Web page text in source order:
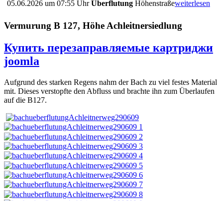
05.06.2026 um 07:55 UhrÜberflutung Höhenstraßeweiterlesen
Vermurung B 127, Höhe Achleitnersiedlung
Купить перезаправляемые картриджи
joomla
Aufgrund des starken Regens nahm der Bach zu viel festes Material
mit. Dieses verstopfte den Abfluss und brachte ihn zum Überlaufen
auf die B127.